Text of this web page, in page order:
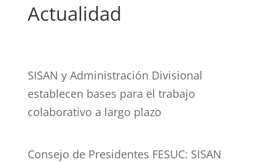
Actualidad
SISAN y Administración Divisional
establecen bases para el trabajo
colaborativo a largo plazo
Consejo de Presidentes FESUC: SISAN